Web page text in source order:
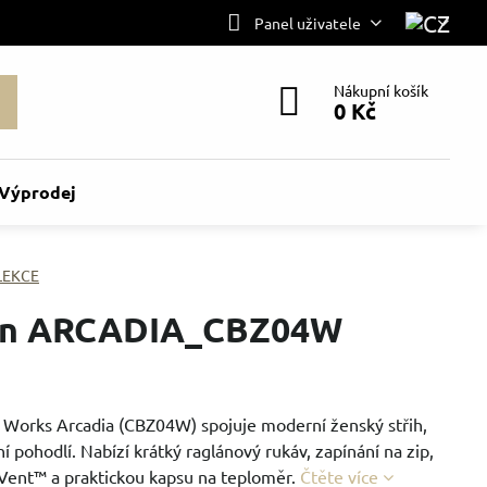
Panel uživatele
Nákupní košík
0 Kč
ARCADIA_CBZ04W
Arcadia (CBZ04W) spojuje moderní ženský střih,
pohodlí. Nabízí krátký raglánový rukáv, zapínání na zip,
a praktickou kapsu na teploměr. Čtěte více